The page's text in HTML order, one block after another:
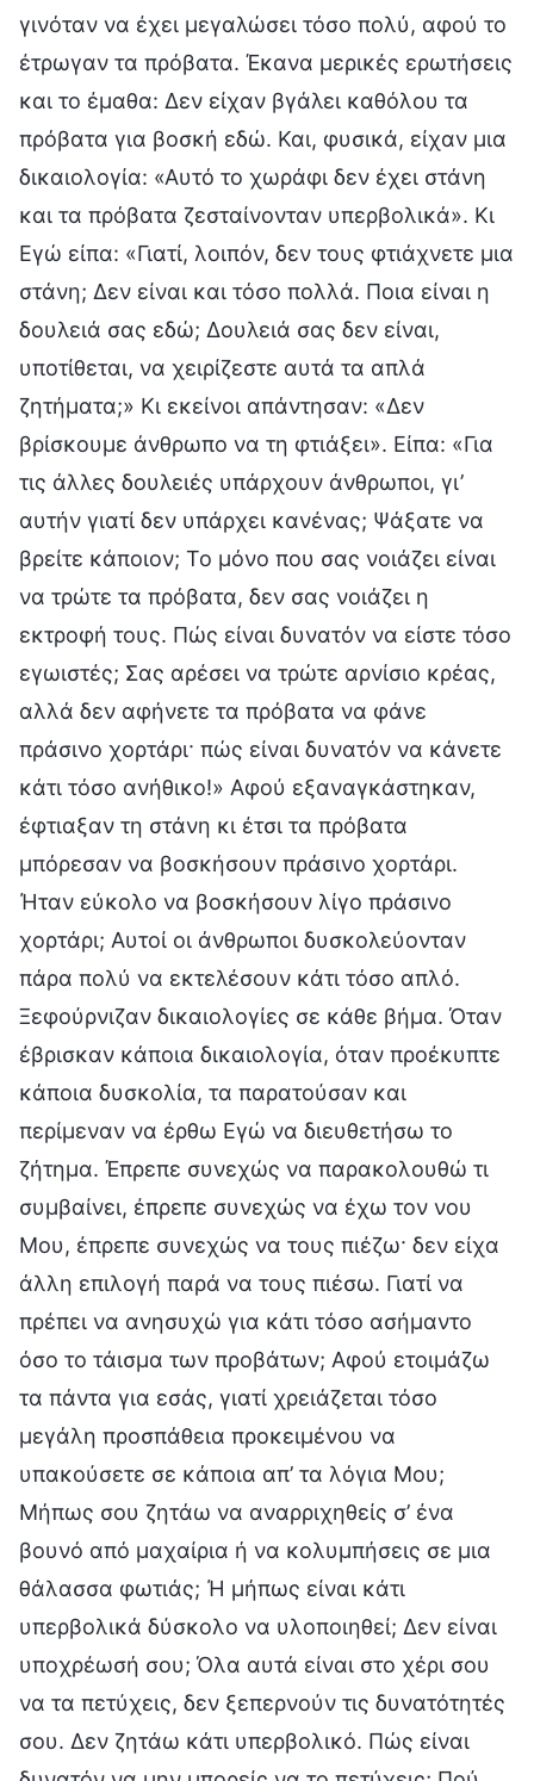
γινόταν να έχει μεγαλώσει τόσο πολύ, αφού το
έτρωγαν τα πρόβατα. Έκανα μερικές ερωτήσεις
και το έμαθα: Δεν είχαν βγάλει καθόλου τα
πρόβατα για βοσκή εδώ. Και, φυσικά, είχαν μια
δικαιολογία: «Αυτό το χωράφι δεν έχει στάνη
και τα πρόβατα ζεσταίνονταν υπερβολικά». Κι
Εγώ είπα: «Γιατί, λοιπόν, δεν τους φτιάχνετε μια
στάνη; Δεν είναι και τόσο πολλά. Ποια είναι η
δουλειά σας εδώ; Δουλειά σας δεν είναι,
υποτίθεται, να χειρίζεστε αυτά τα απλά
ζητήματα;» Κι εκείνοι απάντησαν: «Δεν
βρίσκουμε άνθρωπο να τη φτιάξει». Είπα: «Για
τις άλλες δουλειές υπάρχουν άνθρωποι, γι’
αυτήν γιατί δεν υπάρχει κανένας; Ψάξατε να
βρείτε κάποιον; Το μόνο που σας νοιάζει είναι
να τρώτε τα πρόβατα, δεν σας νοιάζει η
εκτροφή τους. Πώς είναι δυνατόν να είστε τόσο
εγωιστές; Σας αρέσει να τρώτε αρνίσιο κρέας,
αλλά δεν αφήνετε τα πρόβατα να φάνε
πράσινο χορτάρι· πώς είναι δυνατόν να κάνετε
κάτι τόσο ανήθικο!» Αφού εξαναγκάστηκαν,
έφτιαξαν τη στάνη κι έτσι τα πρόβατα
μπόρεσαν να βοσκήσουν πράσινο χορτάρι.
Ήταν εύκολο να βοσκήσουν λίγο πράσινο
χορτάρι; Αυτοί οι άνθρωποι δυσκολεύονταν
πάρα πολύ να εκτελέσουν κάτι τόσο απλό.
Ξεφούρνιζαν δικαιολογίες σε κάθε βήμα. Όταν
έβρισκαν κάποια δικαιολογία, όταν προέκυπτε
κάποια δυσκολία, τα παρατούσαν και
περίμεναν να έρθω Εγώ να διευθετήσω το
ζήτημα. Έπρεπε συνεχώς να παρακολουθώ τι
συμβαίνει, έπρεπε συνεχώς να έχω τον νου
Μου, έπρεπε συνεχώς να τους πιέζω· δεν είχα
άλλη επιλογή παρά να τους πιέσω. Γιατί να
πρέπει να ανησυχώ για κάτι τόσο ασήμαντο
όσο το τάισμα των προβάτων; Αφού ετοιμάζω
τα πάντα για εσάς, γιατί χρειάζεται τόσο
μεγάλη προσπάθεια προκειμένου να
υπακούσετε σε κάποια απ’ τα λόγια Μου;
Μήπως σου ζητάω να αναρριχηθείς σ’ ένα
βουνό από μαχαίρια ή να κολυμπήσεις σε μια
θάλασσα φωτιάς; Ή μήπως είναι κάτι
υπερβολικά δύσκολο να υλοποιηθεί; Δεν είναι
υποχρέωσή σου; Όλα αυτά είναι στο χέρι σου
να τα πετύχεις, δεν ξεπερνούν τις δυνατότητές
σου. Δεν ζητάω κάτι υπερβολικό. Πώς είναι